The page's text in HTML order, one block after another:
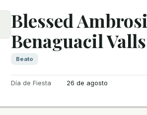
Blessed
Benaguacil
Beato
Día de Fiesta 26 de agosto